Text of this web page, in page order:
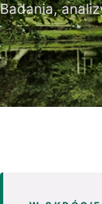
Badania,